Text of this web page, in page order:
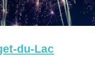
du-Lac